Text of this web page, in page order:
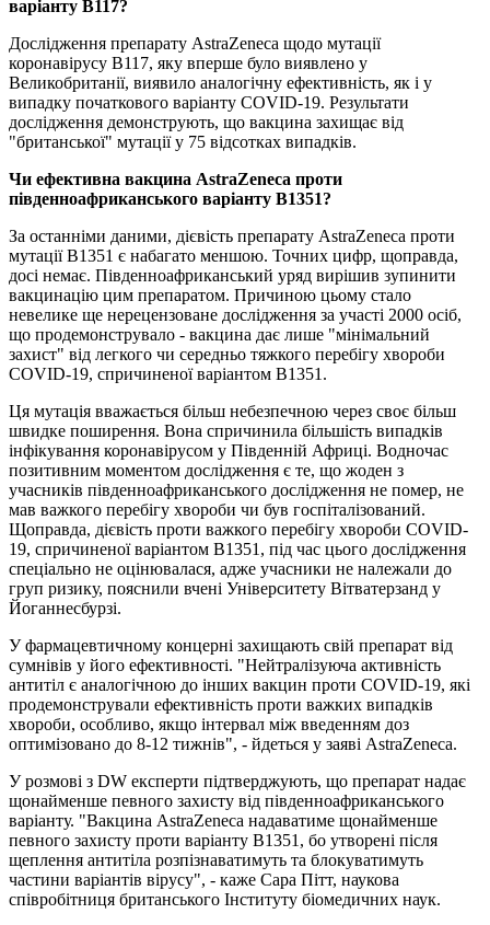
варіанту B117?
Дослідження препарату AstraZeneca щодо мутації
коронавірусу B117, яку вперше було виявлено у
Великобританії, виявило аналогічну ефективність, як і у
випадку початкового варіанту COVID-19. Результати
дослідження демонструють, що вакцина захищає від
"британської" мутації у 75 відсотках випадків.
Чи ефективна вакцина AstraZeneca проти
південноафриканського варіанту B1351?
За останніми даними, дієвість препарату AstraZeneca проти
мутації B1351 є набагато меншою. Точних цифр, щоправда,
досі немає. Південноафриканський уряд вирішив зупинити
вакцинацію цим препаратом. Причиною цьому стало
невелике ще нерецензоване дослідження за участі 2000 осіб,
що продемонструвало - вакцина дає лише "мінімальний
захист" від легкого чи середньо тяжкого перебігу хвороби
COVID-19, спричиненої варіантом B1351.
Ця мутація вважається більш небезпечною через своє більш
швидке поширення. Вона спричинила більшість випадків
інфікування коронавірусом у Південній Африці. Водночас
позитивним моментом дослідження є те, що жоден з
учасників південноафриканського дослідження не помер, не
мав важкого перебігу хвороби чи був госпіталізований.
Щоправда, дієвість проти важкого перебігу хвороби COVID-
19, спричиненої варіантом B1351, під час цього дослідження
спеціально не оцінювалася, адже учасники не належали до
груп ризику, пояснили вчені Університету Вітватерзанд у
Йоганнесбурзі.
У фармацевтичному концерні захищають свій препарат від
сумнівів у його ефективності. "Нейтралізуюча активність
антитіл є аналогічною до інших вакцин проти COVID-19, які
продемонстрували ефективність проти важких випадків
хвороби, особливо, якщо інтервал між введенням доз
оптимізовано до 8-12 тижнів", - йдеться у заяві AstraZeneca.
У розмові з DW експерти підтверджують, що препарат надає
щонайменше певного захисту від південноафриканського
варіанту. "Вакцина AstraZeneca надаватиме щонайменше
певного захисту проти варіанту B1351, бо утворені після
щеплення антитіла розпізнаватимуть та блокуватимуть
частини варіантів вірусу", - каже Сара Пітт, наукова
співробітниця британського Інституту біомедичних наук.